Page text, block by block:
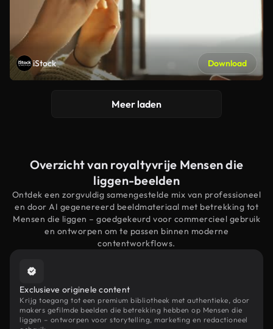
iStock Download
Meer laden
Overzicht van royaltyvrije Mensen die
liggen-beelden
Ontdek een zorgvuldig samengestelde mix van professioneel
en door AI gegenereerd beeldmateriaal met betrekking tot
Mensen die liggen – goedgekeurd voor commercieel gebruik
en ontworpen om te passen binnen moderne
contentworkflows.
Exclusieve originele content
Krijg toegang tot een premium bibliotheek met authentieke, door
makers gefilmde beelden die betrekking hebben op Mensen die
liggen – ontworpen voor storytelling, marketing en redactioneel